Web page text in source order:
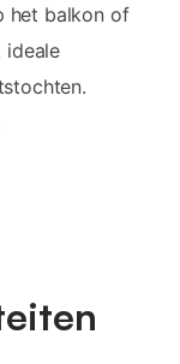
het balkon of
ideale